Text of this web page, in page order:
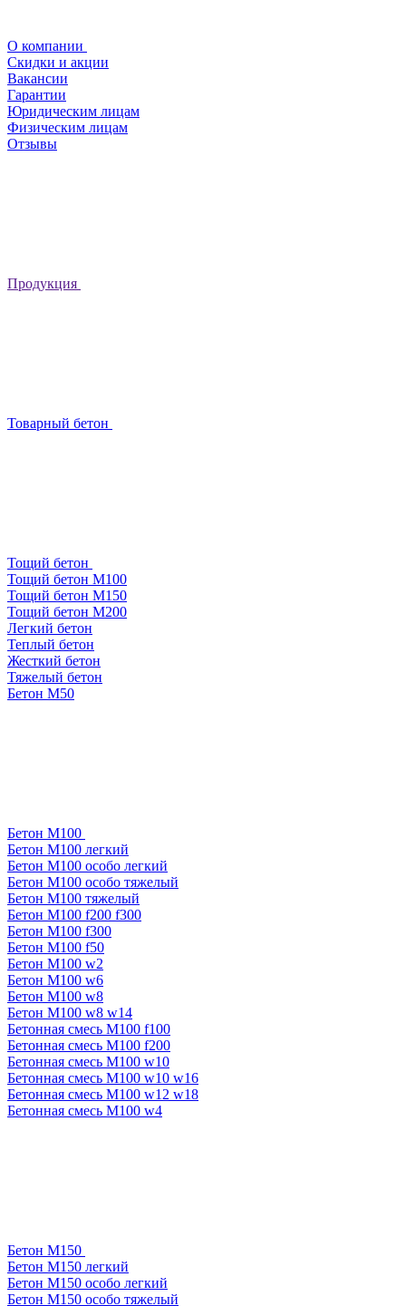
О компании
Скидки и акции
Вакансии
Гарантии
Юридическим лицам
Физическим лицам
Отзывы
Продукция
Товарный бетон
Тощий бетон
Тощий бетон М100
Тощий бетон М150
Тощий бетон М200
Легкий бетон
Теплый бетон
Жесткий бетон
Тяжелый бетон
Бетон М50
Бетон М100
Бетон М100 легкий
Бетон М100 особо легкий
Бетон М100 особо тяжелый
Бетон М100 тяжелый
Бетон М100 f200 f300
Бетон М100 f300
Бетон М100 f50
Бетон М100 w2
Бетон М100 w6
Бетон М100 w8
Бетон М100 w8 w14
Бетонная смесь М100 f100
Бетонная смесь М100 f200
Бетонная смесь М100 w10
Бетонная смесь М100 w10 w16
Бетонная смесь М100 w12 w18
Бетонная смесь М100 w4
Бетон М150
Бетон М150 легкий
Бетон М150 особо легкий
Бетон М150 особо тяжелый